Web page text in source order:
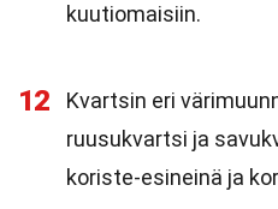
kuutiomaisiin.
12
Kvartsin eri
ruusukvartsi ja
koriste-esineinä ja